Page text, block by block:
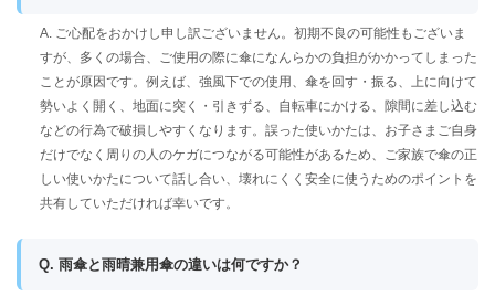
A. ご心配をおかけし申し訳ございません。初期不良の可能性もございま
すが、多くの場合、ご使用の際に傘になんらかの負担がかかってしまった
ことが原因です。例えば、強風下での使用、傘を回す・振る、上に向けて
勢いよく開く、地面に突く・引きずる、自転車にかける、隙間に差し込む
などの行為で破損しやすくなります。誤った使いかたは、お子さまご自身
だけでなく周りの人のケガにつながる可能性があるため、ご家族で傘の正
しい使いかたについて話し合い、壊れにくく安全に使うためのポイントを
共有していただければ幸いです。
Q. 雨傘と雨晴兼用傘の違いは何ですか？